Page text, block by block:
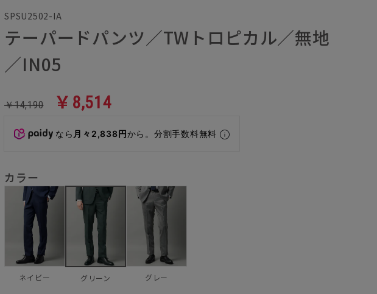
SPSU2502-IA
テーパードパンツ／TWトロピカル／無地
／IN05
￥14,190 ￥8,514
なら 月々2,838円から。分割手数料無料
カラー
ネイビー グリーン グレー